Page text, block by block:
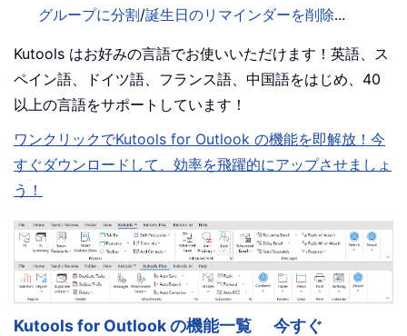
グループに分割/誕生日のリマインダーを削除...
Kutools はお好みの言語でお使いいただけます！英語、ス
ペイン語、ドイツ語、フランス語、中国語をはじめ、40
以上の言語をサポートしています！
ワンクリックでKutools for Outlook の機能を即解放！今
すぐダウンロードして、効率を飛躍的にアップさせましょ
う！
Kutools for Outlook の機能一覧
今すぐ